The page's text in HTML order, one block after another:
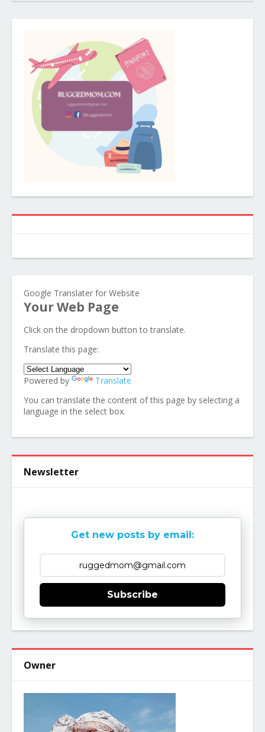
Google Translater for Website
Your Web Page
Click on the dropdown button to translate.
Translate this page:
Powered by
Translate
You can translate the content of this page by selecting a
language in the select box.
Newsletter
Get new posts by email:
Subscribe
Owner